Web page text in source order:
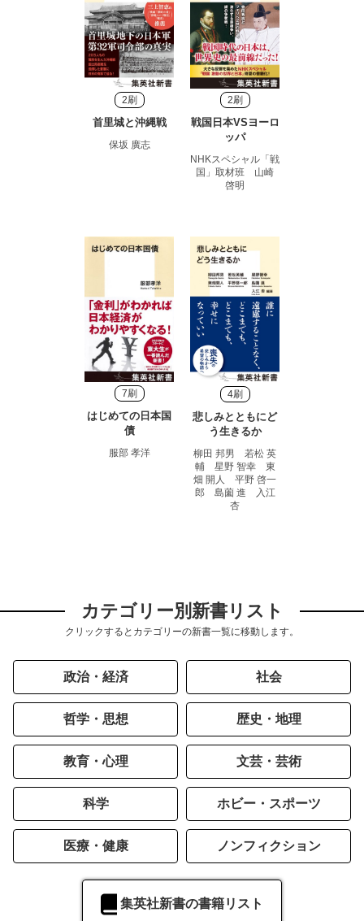
2刷
首里城と沖縄戦
保坂 廣志
2刷
戦国日本VSヨーロ
ッパ
NHKスペシャル「戦
国」取材班 山崎
啓明
7刷
はじめての日本国
債
服部 孝洋
4刷
悲しみとともにど
う生きるか
柳田 邦男 若松 英
輔 星野 智幸 東
畑 開人 平野 啓一
郎 島薗 進 入江
杏
カテゴリー別新書リスト
クリックするとカテゴリーの新書一覧に移動します。
政治・経済 社会
哲学・思想 歴史・地理
教育・心理 文芸・芸術
科学 ホビー・スポーツ
医療・健康 ノンフィクション
集英社新書の書籍リスト